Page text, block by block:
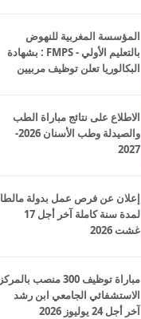
المؤسسة المغربية للنهوض
بالتعليم الأولي - FMPS : بشهادة
البكالوريا تعلن توظيف مربيين
الاطلاع على نتائج مباراة الطب
والصيدلة وطب الأسنان 2026-
2027
إعلان عن فرص عمل بدولة مالطا
لمدة سنة كاملة آخر أجل 17
غشت 2026
مباراة توظيف 300 منصب بالمركز
الاستشفائي الجامعي ابن رشد
آخر أجل 24 يوليوز 2026